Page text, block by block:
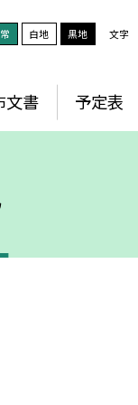
白地 黒地 文字
文書 予定表